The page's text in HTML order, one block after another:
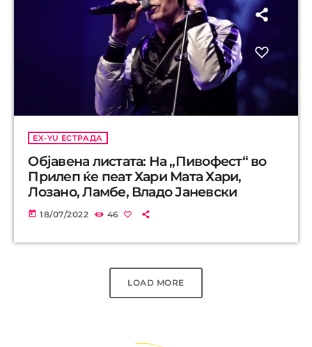
EX-YU ЕСТРАДА
Oбјавена листата: На „Пивофест“ во
Прилеп ќе пеат Хари Мата Хари,
Лозано, Ламбе, Владо Јаневски
today 18/07/2022 46
LOAD MORE